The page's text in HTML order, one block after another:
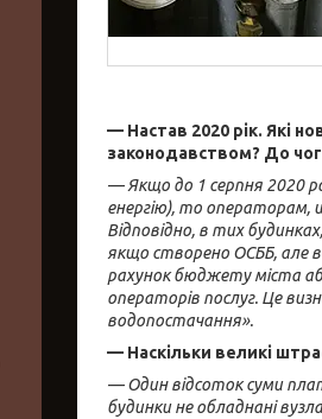
— Настав 2020 рік. Які
законодавством? До
— Якщо до 1 серпня 2020
енергію), то операторам,
Відповідно, в тих
якщо створено ОСББ, але
рахунок бюджету міста
операторів послуг. Це
водопостачання».
— Наскільки великі
— Один відсоток суми
будинки не обладнані